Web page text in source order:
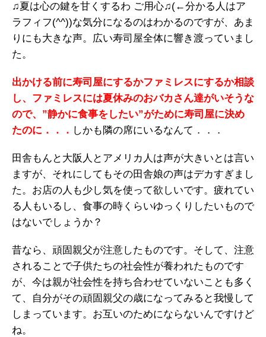
♫夏は心の鍵を甘くするわ ご用心♫(←分かる人はア
ラフィフ(^^))な気分になるのはわかるのですが、あま
りにも大きな声。広い寿司屋全体に響き渡っていまし
た。
出かける前に寿司屋にするかファミレスにするか相談
し、ファミレスには夏休みのおバカさん達がいそうな
ので、”静かに食事をしたい”がために寿司屋に決め
たのに．．． しかも隣の席にいるなんて．．．
田舎もんと大阪人とアメリカ人は声が大きいとは言い
ますが、それにしてもその田舎娘の声はデカすぎまし
た。お店の人も少し気を使って欲しいです。疲れてい
る人もいるし、食事の時くらいゆっくりしたいもので
はないでしょうか？
昔なら、頑固親父が注意したものです。そして、注意
されることで子供たちの社会性が養われたものです
が、今は親が社会性を持ち合わせていないことも多く
て、自分がその頑固親父の歳になってみると我慢して
しまっています。お互いのためにならないんですけど
ね。